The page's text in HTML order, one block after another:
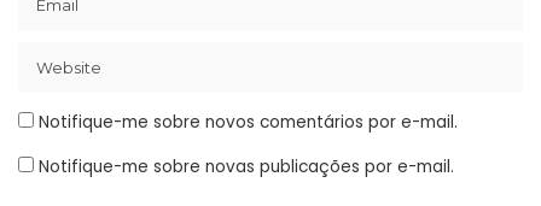
Notifique-me sobre novos comentários por e-mail.
Notifique-me sobre novas publicações por e-mail.